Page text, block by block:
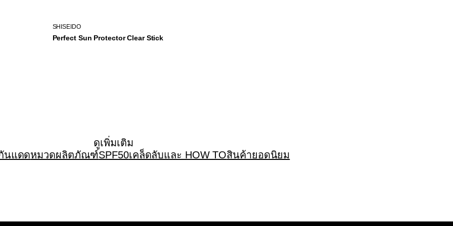
SHISEIDO
Perfect Sun Protector Clear Stick
ดูเพิ่มเติม
นแดดหมวดผลิตภัณฑ์SPF50เคล็ดลับและ HOW TOสินค้ายอดนิยม